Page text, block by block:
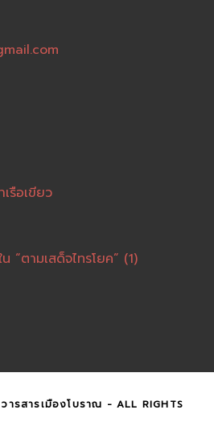
รือเขียว
ตามเสด็จไทรโยค” (1)
ารสารเมืองโบราณ - ALL RIGHTS